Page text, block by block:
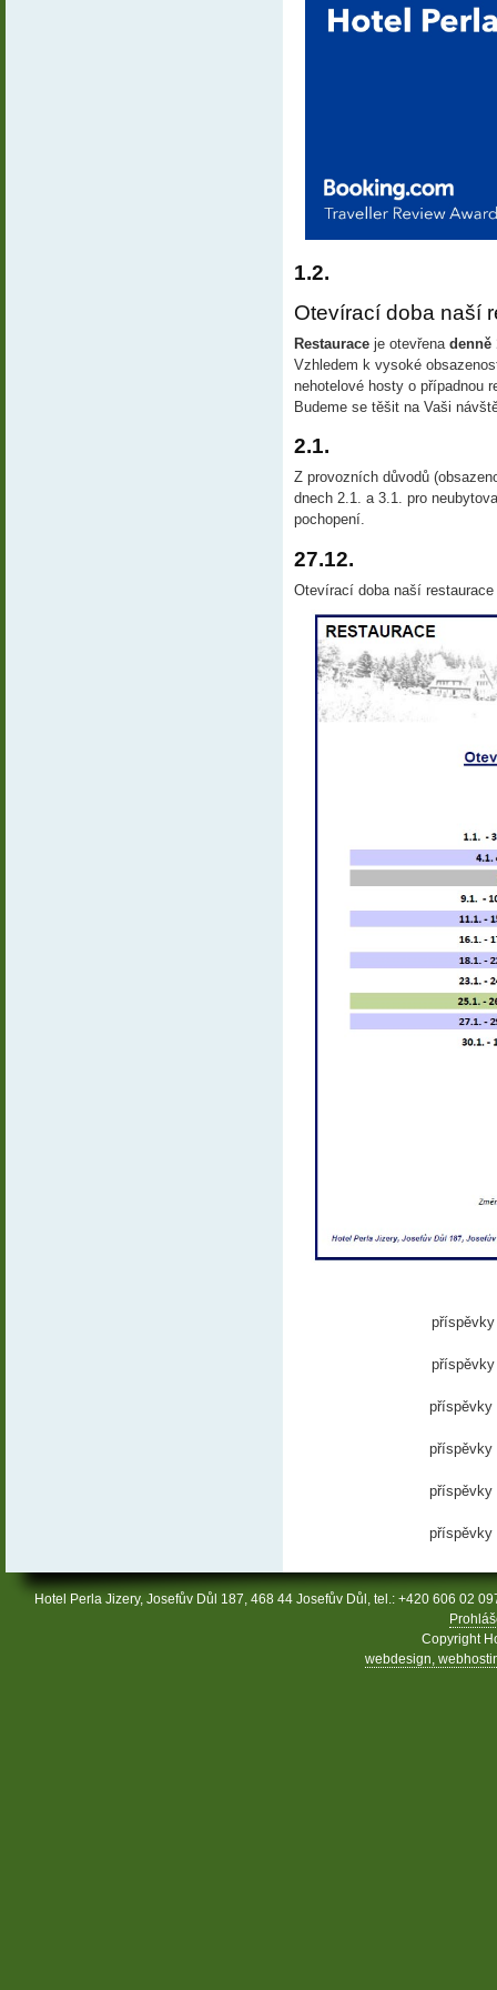
1.2.
Otevírací doba naší
Restaurace je otevřena denně
Vzhledem k vysoké
nehotelové hosty o případnou
Budeme se těšit na Vaši
2.1.
Z provozních důvodů
dnech 2.1. a 3.1. pro
pochopení.
27.12.
Otevírací doba naší
příspěvky
příspěvky
příspěvky
příspěvky
Hotel Perla Jizery, Josefův Důl 187, 468 44 Josefův Důl, tel.: +420 606 02
Copyright
webdesign,